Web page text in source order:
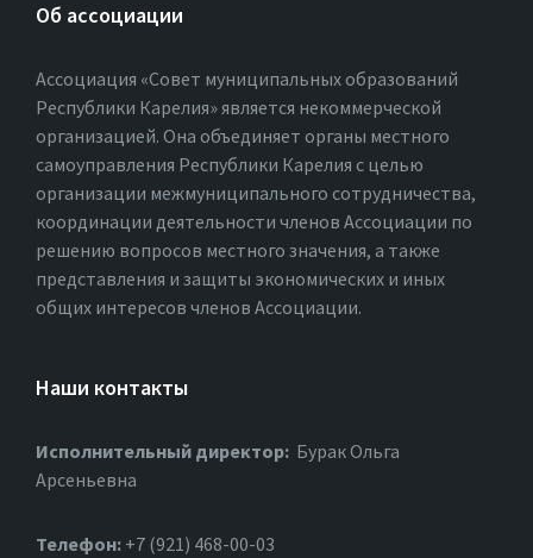
Об ассоциации
Ассоциация «Совет муниципальных образований
Республики Карелия» является некоммерческой
организацией. Она объединяет органы местного
самоуправления Республики Карелия с целью
организации межмуниципального сотрудничества,
координации деятельности членов Ассоциации по
решению вопросов местного значения, а также
представления и защиты экономических и иных
общих интересов членов Ассоциации.
Наши контакты
Исполнительный директор: Бурак Ольга
Арсеньевна
Телефон: +7 (921) 468-00-03